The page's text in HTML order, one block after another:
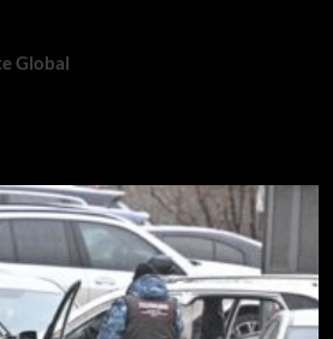
Global